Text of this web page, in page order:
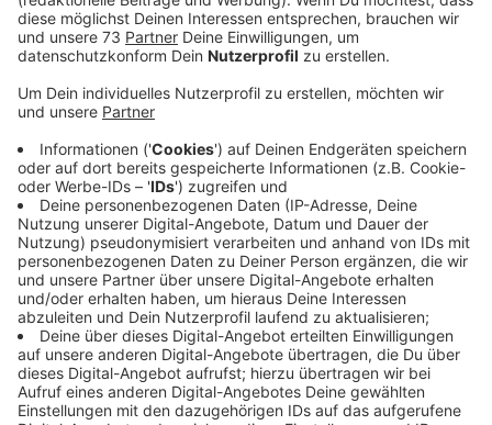
Veröffentlicht:Donnerstag, 04.01.2024 06:52
Mitarbeiter sind zufriedener
Anzeige
In ganz Deutschland fehlen Pflegekräfte, auch weil
der Beruf für viele nicht attraktiv ist. Das St. Agnes-
Hospital Bocholt will dem mit einer innovativen Idee
entgegenwirken. Zwei Jahre lang waren die Mitarbeiter
der Station 6 in einem Pilotprojekt für ihren eigenen
Dienstplan verantwortlich. Sie teilten sich